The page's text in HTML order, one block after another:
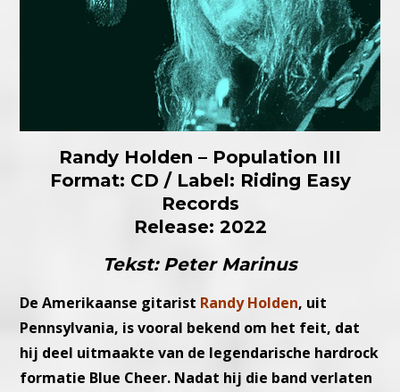
Randy Holden – Population III
Format: CD / Label: Riding Easy
Records
Release: 2022
Tekst: Peter Marinus
De Amerikaanse gitarist Randy Holden, uit
Pennsylvania, is vooral bekend om het feit, dat
hij deel uitmaakte van de legendarische hardrock
formatie Blue Cheer. Nadat hij die band verlaten